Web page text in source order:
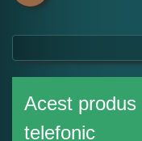
Acest
telefonic